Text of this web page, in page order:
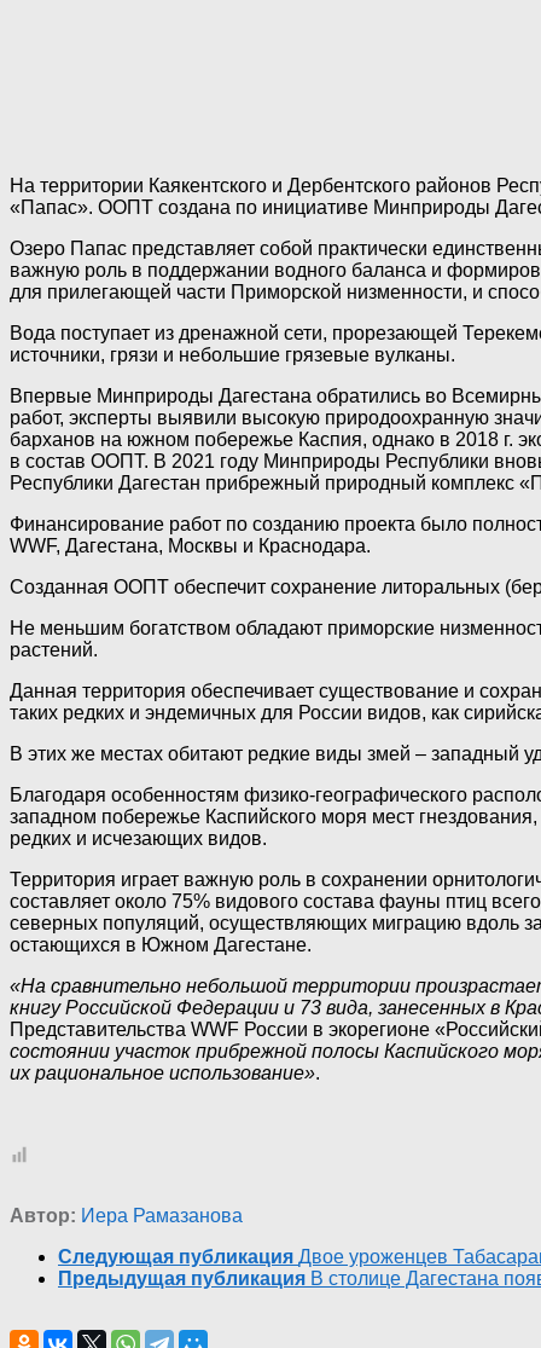
На территории Каякентского и Дербентского районов
«Папас». ООПТ создана по инициативе Минприроды
Озеро Папас представляет собой практически
важную роль в поддержании водного баланса и
для прилегающей части Приморской низменности, и
Вода поступает из дренажной сети, прорезающей
источники, грязи и небольшие грязевые вулканы.
Впервые Минприроды Дагестана обратились во
работ, эксперты выявили высокую природоохранную
барханов на южном побережье Каспия, однако в 2018 г.
в состав ООПТ. В 2021 году Минприроды Республики
Республики Дагестан прибрежный природный комплекс
Финансирование работ по созданию проекта было
WWF, Дагестана, Москвы и Краснодара.
Созданная ООПТ обеспечит сохранение литоральных
Не меньшим богатством обладают приморские
растений.
Данная территория обеспечивает существование и
таких редких и эндемичных для России видов, как
В этих же местах обитают редкие виды змей – западный
Благодаря особенностям физико-географического
западном побережье Каспийского моря мест
редких и исчезающих видов.
Территория играет важную роль в сохранении
составляет около 75% видового состава фауны птиц
северных популяций, осуществляющих миграцию вдоль
остающихся в Южном Дагестане.
«На сравнительно небольшой территории
книгу Российской Федерации и 73 вида, занесенных в
Представительства WWF России в экорегионе
состоянии участок прибрежной полосы Каспийского
их рациональное использование».
Автор: Иера Рамазанова
Следующая публикация Двое уроженцев
Предыдущая публикация В столице Дагестана